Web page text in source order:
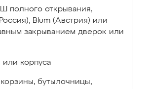
полного открывания,
Blum (Австрия) или
закрыванием дверок или
или корпуса
бутылочницы,